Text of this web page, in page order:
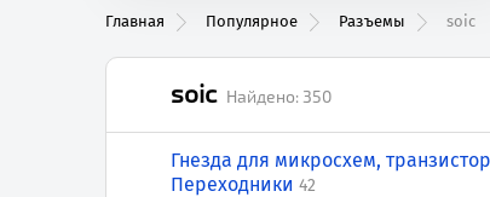
Главная Популярное Разъемы soic
soic Найдено: 350
Гнезда для микросхем,
Переходники 42